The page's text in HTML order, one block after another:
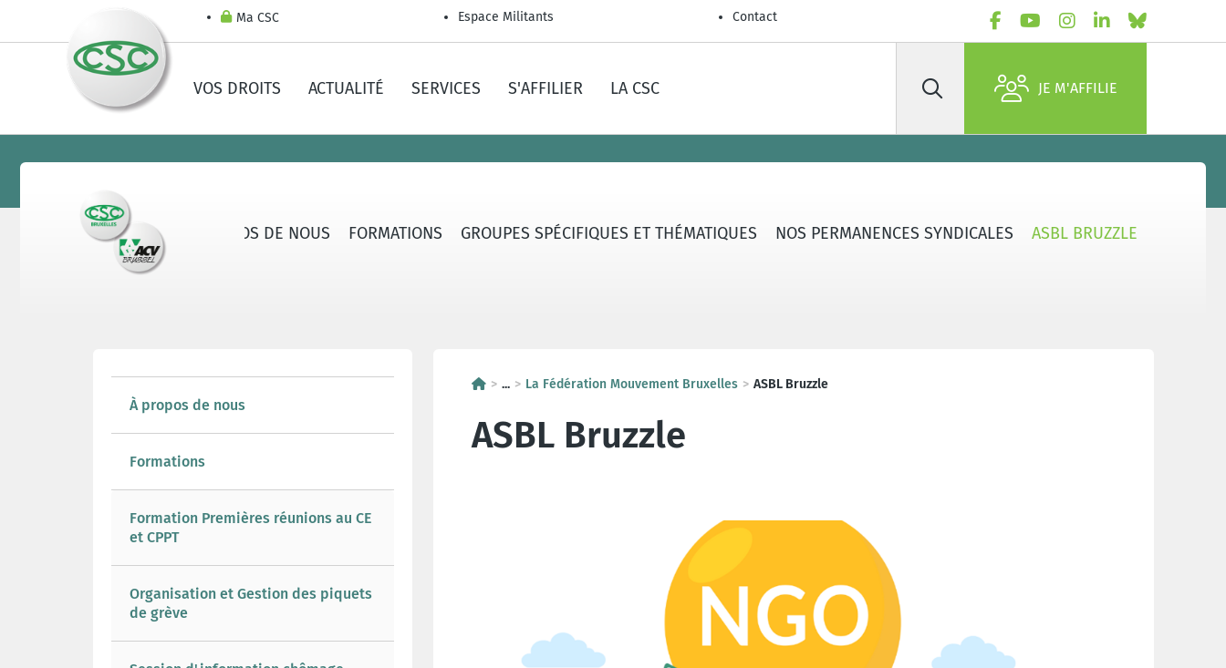
Ma CSC Espace Militants Contact
VOS DROITS ACTUALITÉ SERVICES S'AFFILIER LA CSC Rechercher JE M'AFFILIE
À PROPOS DE NOUS FORMATIONS GROUPES SPÉCIFIQUES ET THÉMATIQUES NOS PERMANENCES SYNDICALES ASBL BRUZZLE
À propos de nous
Formations
Formation Premières réunions au CE
et CPPT
Organisation et Gestion des piquets
de grève
... La Fédération Mouvement Bruxelles ASBL Bruzzle
ASBL Bruzzle